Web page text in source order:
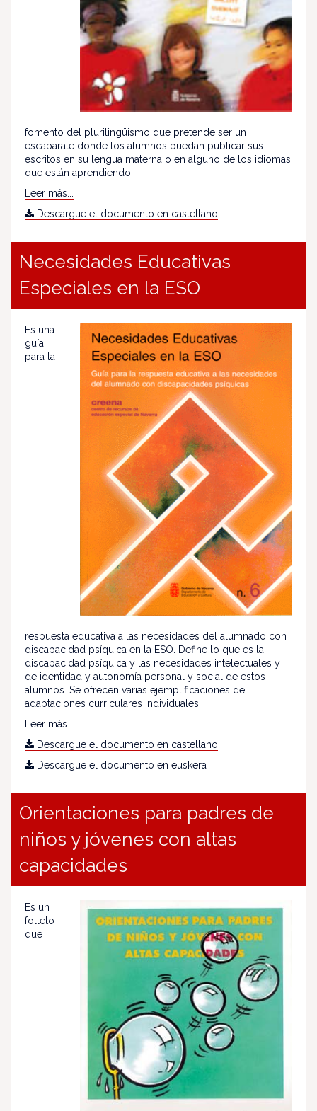
fomento del plurilingüismo que pretende ser un
escaparate donde los alumnos puedan publicar sus
escritos en su lengua materna o en alguno de los idiomas
que están aprendiendo.
Leer más...
Descargue el documento en castellano
Necesidades Educativas
Especiales en la ESO
Es una
guía
para la
respuesta educativa a las necesidades del alumnado con
discapacidad psíquica en la ESO. Define lo que es la
discapacidad psíquica y las necesidades intelectuales y
de identidad y autonomía personal y social de estos
alumnos. Se ofrecen varias ejemplificaciones de
adaptaciones curriculares individuales.
Leer más...
Descargue el documento en castellano
Descargue el documento en euskera
Orientaciones para padres de
niños y jóvenes con altas
capacidades
Es un
folleto
que